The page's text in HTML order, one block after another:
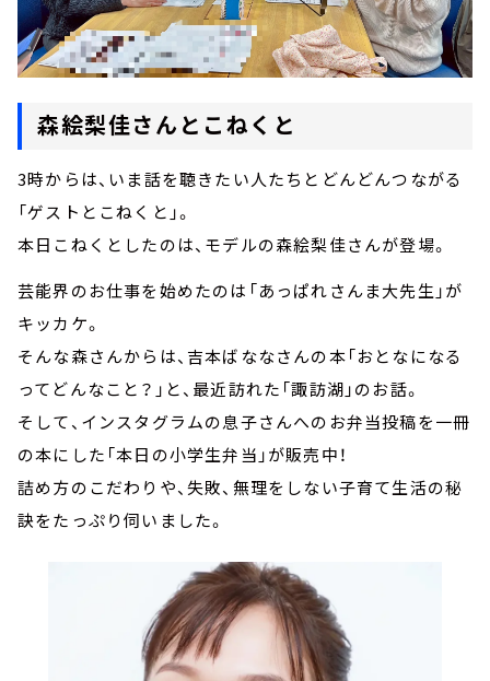
森絵梨佳さんとこねくと
3時からは、いま話を聴きたい人たちとどんどんつながる
「ゲストとこねくと」。
本日こねくとしたのは、モデルの森絵梨佳さんが登場。
芸能界のお仕事を始めたのは「あっぱれさんま大先生」が
キッカケ。
そんな森さんからは、吉本ばななさんの本「おとなになる
ってどんなこと？」と、最近訪れた「諏訪湖」のお話。
そして、インスタグラムの息子さんへのお弁当投稿を一冊
の本にした「本日の小学生弁当」が販売中！
詰め方のこだわりや、失敗、無理をしない子育て生活の秘
訣をたっぷり伺いました。